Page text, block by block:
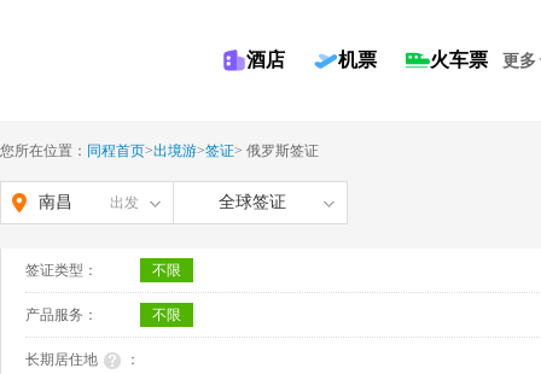
酒店 机票 火车票 更多
您所在位置： 同程首页>出境游>签证> 俄罗斯签证
南昌 出发 全球签证
签证类型： 不限
产品服务： 不限
长期居住地 ：